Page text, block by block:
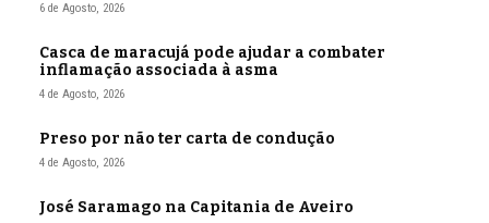
6 de Agosto, 2026
Casca de maracujá pode ajudar a combater
inflamação associada à asma
4 de Agosto, 2026
Preso por não ter carta de condução
4 de Agosto, 2026
José Saramago na Capitania de Aveiro